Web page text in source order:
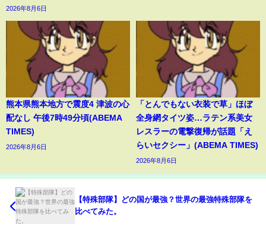
2026年8月6日
熊本県熊本地方で震度4 津波の心
配なし 午後7時49分頃(ABEMA
TIMES)
2026年8月6日
「とんでもない衣装で草」ほぼ
全身網タイツ姿…ラテン系美女
レスラーの電撃復帰が話題「え
らいセクシー」(ABEMA TIMES)
2026年8月6日
【特殊部隊】どの国が最強？世界の最強特殊部隊を
比べてみた。